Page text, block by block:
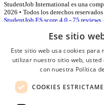
StudentJob International es una
2026 • Todos los derechos reservados
StudentJob ES score 4.0 - 75 reviews
Acceso empresas
Contraseña
Ese sitio
Este sitio web usa cookies
utilizar nuestro sitio web,
con nuestra Política
COOKIES